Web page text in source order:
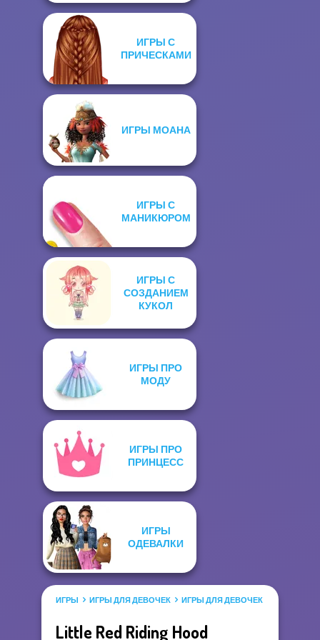
ИГРЫ С
ПРИЧЕСКАМИ
ИГРЫ МОАНА
ИГРЫ С
МАНИКЮРОМ
ИГРЫ С
СОЗДАНИЕМ
КУКОЛ
ИГРЫ ПРО
МОДУ
ИГРЫ ПРО
ПРИНЦЕСС
ИГРЫ
ОДЕВАЛКИ
ИГРЫ ИГРЫ ДЛЯ ДЕВОЧЕК ИГРЫ ДЛЯ ДЕВОЧЕК САЛОН
Little Red Riding Hood